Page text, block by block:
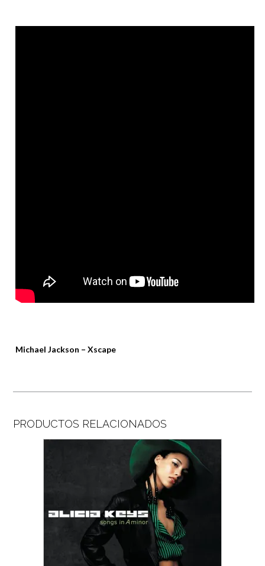
Michael Jackson – Xscape
PRODUCTOS RELACIONADOS